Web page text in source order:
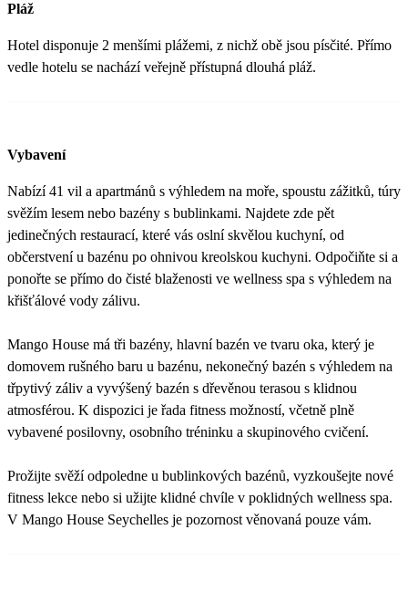
Pláž
Hotel disponuje 2 menšími plážemi, z nichž obě jsou písčité. Přímo
vedle hotelu se nachází veřejně přístupná dlouhá pláž.
Vybavení
Nabízí 41 vil a apartmánů s výhledem na moře, spoustu zážitků, túry
svěžím lesem nebo bazény s bublinkami. Najdete zde pět
jedinečných restaurací, které vás oslní skvělou kuchyní, od
občerstvení u bazénu po ohnivou kreolskou kuchyni. Odpočiňte si a
ponořte se přímo do čisté blaženosti ve wellness spa s výhledem na
křišťálové vody zálivu.
Mango House má tři bazény, hlavní bazén ve tvaru oka, který je
domovem rušného baru u bazénu, nekonečný bazén s výhledem na
třpytivý záliv a vyvýšený bazén s dřevěnou terasou s klidnou
atmosférou. K dispozici je řada fitness možností, včetně plně
vybavené posilovny, osobního tréninku a skupinového cvičení.
Prožijte svěží odpoledne u bublinkových bazénů, vyzkoušejte nové
fitness lekce nebo si užijte klidné chvíle v poklidných wellness spa.
V Mango House Seychelles je pozornost věnovaná pouze vám.